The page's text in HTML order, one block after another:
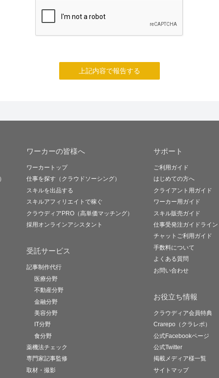
上記内容で報告する
ワーカーの皆様へ
ワーカートップ
仕事を探す（クラウドソーシング）
スキルを出品する
スキルアフィリエイトで稼ぐ
クラウディアPRO（高単価マッチング）
採用オンラインアシスタント
受託サービス
記事制作代行
医療分野
不動産分野
金融分野
美容分野
IT分野
食分野
薬機法チェック
専門家記事監修
取材・撮影
サポート
ご利用ガイド
はじめての方へ
クライアント用ガイド
ワーカー用ガイド
スキル販売ガイド
仕事受発注ガイドライン
チャットご利用ガイド
手数料について
よくある質問
お問い合わせ
お役立ち情報
クラウディア会員特典
Crarepo（クラレポ）
公式Facebookページ
公式Twitter
掲載メディア様一覧
サイトマップ